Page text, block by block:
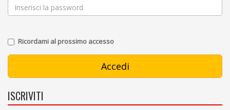
Ricordami al prossimo accesso
ISCRIVITI